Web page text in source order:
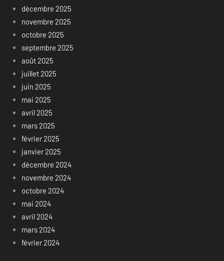
décembre 2025
novembre 2025
octobre 2025
septembre 2025
août 2025
juillet 2025
juin 2025
mai 2025
avril 2025
mars 2025
février 2025
janvier 2025
décembre 2024
novembre 2024
octobre 2024
mai 2024
avril 2024
mars 2024
février 2024